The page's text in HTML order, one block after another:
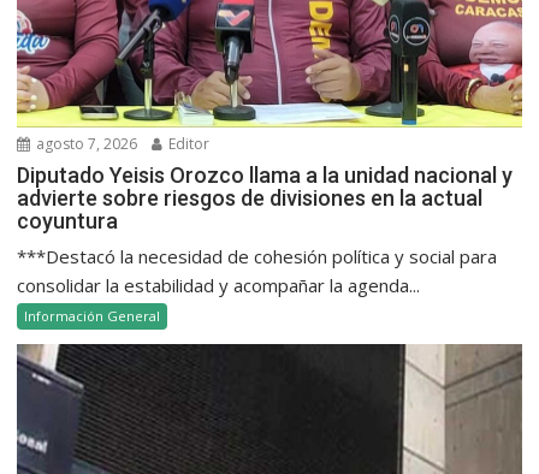
agosto 7, 2026 Editor
Diputado Yeisis Orozco llama a la unidad nacional y
advierte sobre riesgos de divisiones en la actual
coyuntura
***Destacó la necesidad de cohesión política y social para
consolidar la estabilidad y acompañar la agenda...
Información General